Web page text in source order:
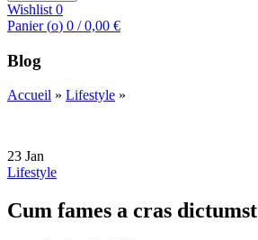
Wishlist 0
Panier (o) 0 / 0,00 €
Blog
Accueil » Lifestyle »
23 Jan
Lifestyle
Cum fames a cras dictumst